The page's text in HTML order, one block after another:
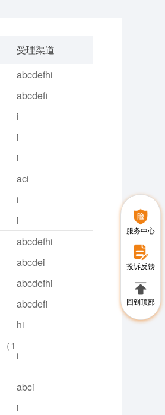
服务中心
投诉反馈
回到顶部
受理渠道
abcdefhi
abcdefi
i
i
i
aci
i
i
abcdefhi
abcdei
abcdefhi
abcdefi
hi
1
i
abci
i